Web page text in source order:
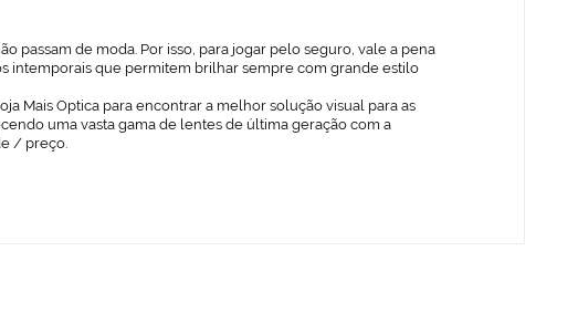
passam de moda. Por isso, para jogar pelo seguro, vale a pena
intemporais que permitem brilhar sempre com grande estilo
Mais Optica para encontrar a melhor solução visual para as
uma vasta gama de lentes de última geração com a
/ preço.